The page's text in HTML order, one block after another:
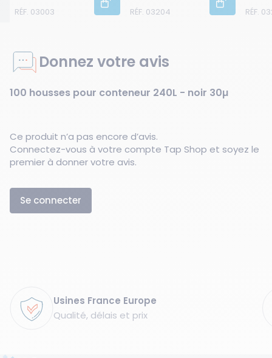
RÉF. 03003 RÉF. 03204 RÉF.
Donnez votre avis
100 housses pour conteneur 240L - noir 30µ
Ce produit n’a pas encore d’avis.
Connectez-vous à votre compte Tap Shop et soyez le
premier à donner votre avis.
Se connecter
Usines France Europe
Qualité, délais et prix